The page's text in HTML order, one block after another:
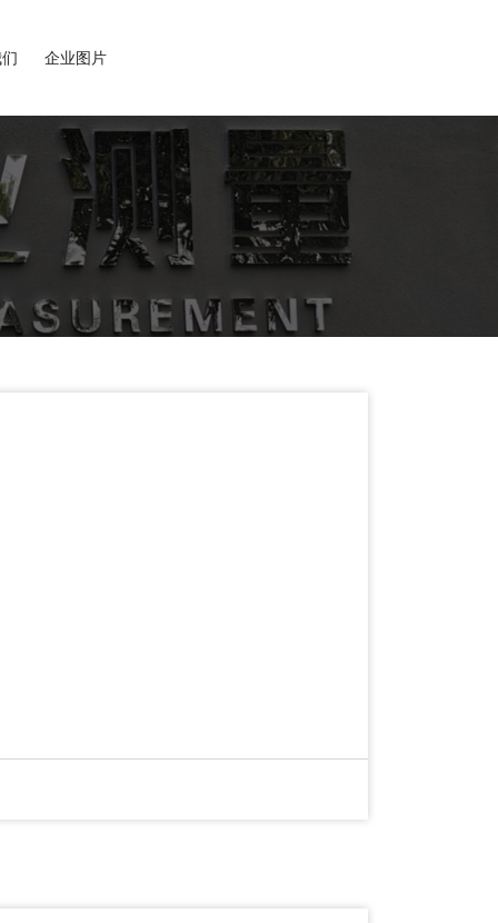
广场旁，生产基地位于淮安市盱眙县盱城镇工业开发区。是国内自动
企业图片